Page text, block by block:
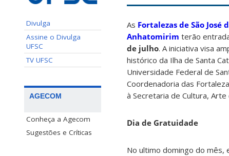
Divulga
Assine o Divulga
UFSC
TV UFSC
AGECOM
Conheça a Agecom
Sugestões e Críticas
As Fortalezas de São José
Anhatomirim terão
de julho. A iniciativa visa
histórico da Ilha de Santa
Universidade Federal de
Coordenadoria das
à Secretaria de Cultura,
Dia de Gratuidade
No ultimo domingo do mês,